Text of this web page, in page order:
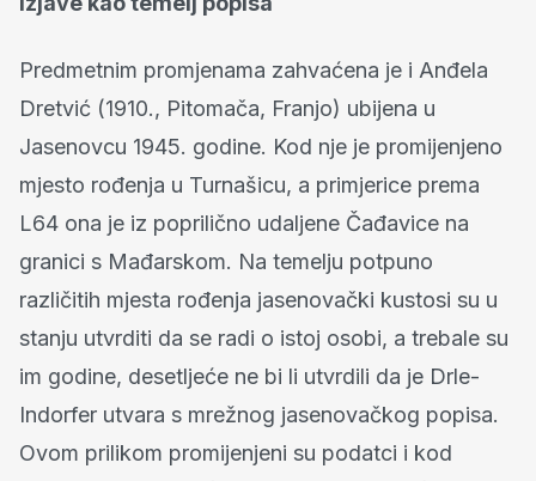
Predmetnim promjenama zahvaćena je i Anđela
Dretvić (1910., Pitomača, Franjo) ubijena u
Jasenovcu 1945. godine. Kod nje je promijenjeno
mjesto rođenja u Turnašicu, a primjerice prema
L64 ona je iz poprilično udaljene Čađavice na
granici s Mađarskom. Na temelju potpuno
različitih mjesta rođenja jasenovački kustosi su u
stanju utvrditi da se radi o istoj osobi, a trebale su
im godine, desetljeće ne bi li utvrdili da je Drle-
Indorfer utvara s mrežnog jasenovačkog popisa.
Ovom prilikom promijenjeni su podatci i kod